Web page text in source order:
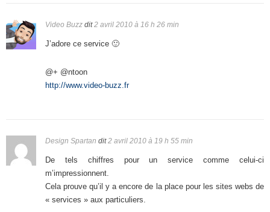
Video Buzz dit 2 avril 2010 à 16 h 26 min
J’adore ce service 🙂
@+ @ntoon
http://www.video-buzz.fr
Design Spartan dit 2 avril 2010 à 19 h 55 min
De tels chiffres pour un service comme celui-ci
m’impressionnent.
Cela prouve qu’il y a encore de la place pour les sites webs de
« services » aux particuliers.